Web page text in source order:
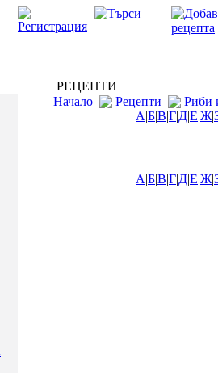
РЕЦЕПТИ
Начало
Рецепти
Риби
А|Б|В|Г|Д|Е|Ж|
А|Б|В|Г|Д|Е|Ж|